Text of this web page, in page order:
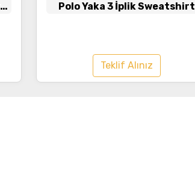
Polo Yaka 3 İplik Sweatshirt
Teklif Alınız